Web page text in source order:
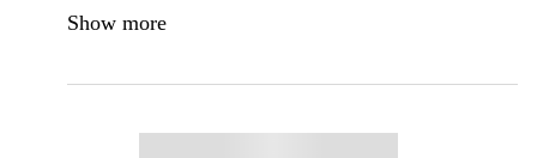
Show more